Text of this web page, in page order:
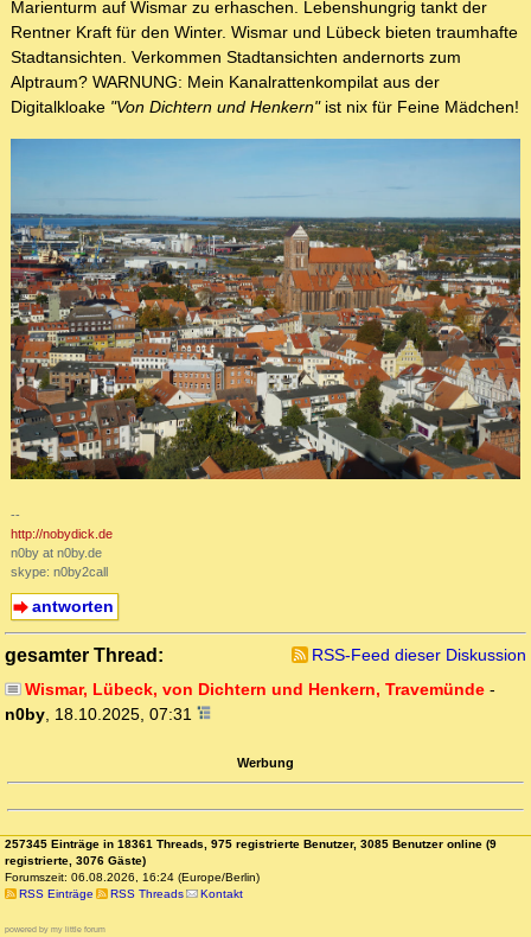
Marienturm auf Wismar zu erhaschen. Lebenshungrig tankt der
Rentner Kraft für den Winter. Wismar und Lübeck bieten traumhafte
Stadtansichten. Verkommen Stadtansichten andernorts zum
Alptraum? WARNUNG: Mein Kanalrattenkompilat aus der
Digitalkloake "Von Dichtern und Henkern" ist nix für Feine Mädchen!
--
http://nobydick.de
n0by at n0by.de
skype: n0by2call
antworten
gesamter Thread:
RSS-Feed dieser Diskussion
Wismar, Lübeck, von Dichtern und Henkern, Travemünde-
n0by 18.10.2025, 07:31
Werbung
257345 Einträge in 18361 Threads, 975 registrierte Benutzer, 3085 Benutzer online (9
registrierte, 3076 Gäste)
Forumszeit: 06.08.2026, 16:24 (Europe/Berlin)
RSS Einträge
RSS Threads Kontakt
powered by my little forum